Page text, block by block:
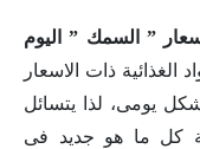
” السمك ” اليوم
الغذائية ذات الاسعار
يومى، لذا يتسائل
كل ما هو جديد فى